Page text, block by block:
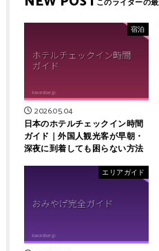
宿泊
2026.05.04
日本のホテルチェックイン時間
ガイド｜外国人観光客が早朝・
深夜に到着しても困らない方法
エリアガイド